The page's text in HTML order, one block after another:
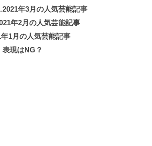
年3月の人気芸能記事
年2月の人気芸能記事
1月の人気芸能記事
現はNG？